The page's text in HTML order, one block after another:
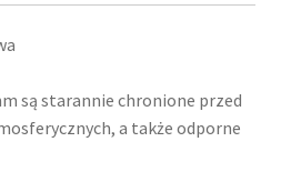
są starannie chronione przed
a także odporne